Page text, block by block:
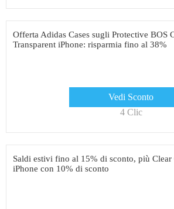
Offerta Adidas Cases sugli Protective BOS
Transparent iPhone: risparmia fino al 38%
Vedi Sconto
4 Clic
Saldi estivi fino al 15% di sconto, più Clear
iPhone con 10% di sconto